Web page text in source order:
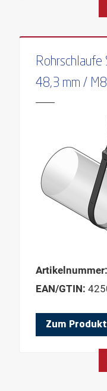
Rohrschlaufe
48,3 mm /
Artikelnummer:
EAN/GTIN:
Zum Produkt